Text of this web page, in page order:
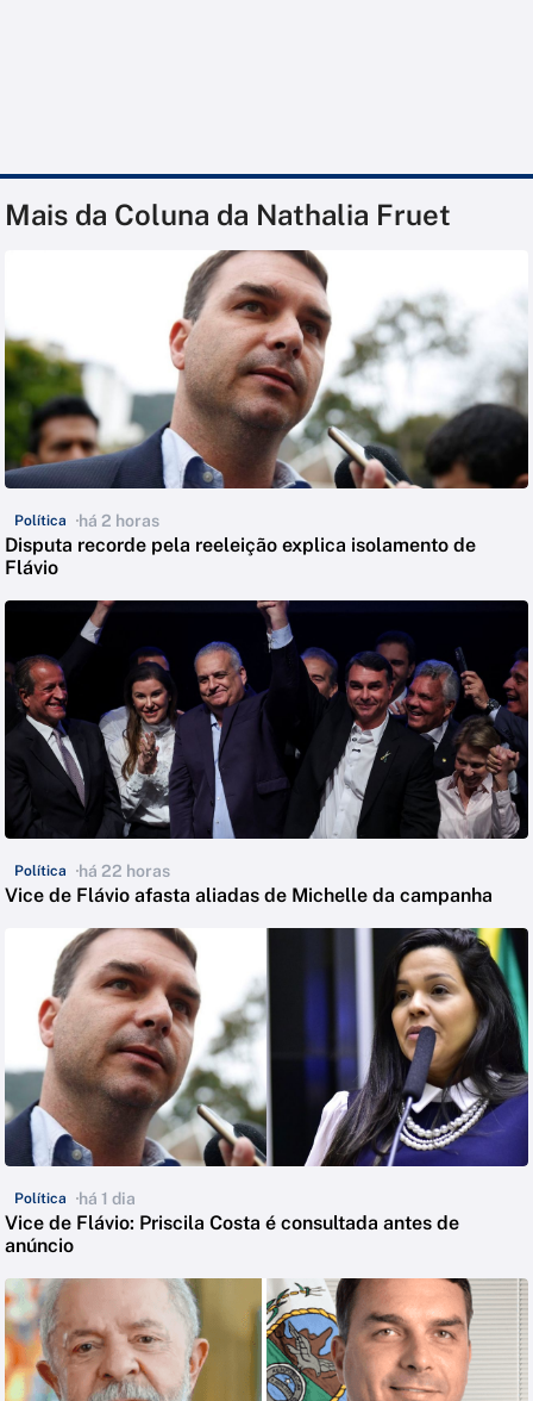
Mais da Coluna da Nathalia Fruet
Política há 2 horas
Disputa recorde pela reeleição explica isolamento de
Flávio
Política há 22 horas
Vice de Flávio afasta aliadas de Michelle da campanha
Política há 1 dia
Vice de Flávio: Priscila Costa é consultada antes de
anúncio